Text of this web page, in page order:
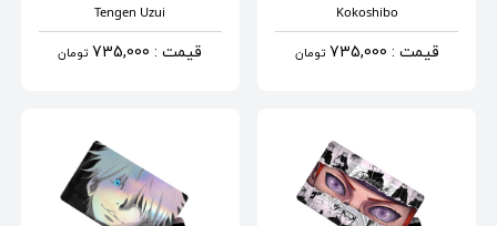
Kokoshibo
قیمت : 735,000 تومان
Tengen Uzui
قیمت : 735,000 تومان